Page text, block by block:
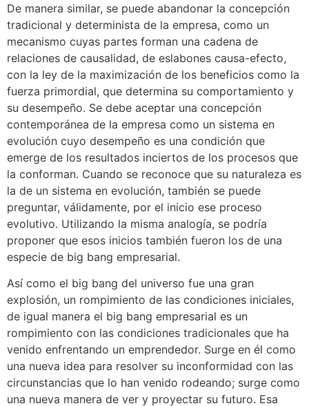
De manera similar, se puede abandonar la concepción
tradicional y determinista de la empresa, como un
mecanismo cuyas partes forman una cadena de
relaciones de causalidad, de eslabones causa-efecto,
con la ley de la maximización de los beneficios como la
fuerza primordial, que determina su comportamiento y
su desempeño. Se debe aceptar una concepción
contemporánea de la empresa como un sistema en
evolución cuyo desempeño es una condición que
emerge de los resultados inciertos de los procesos que
la conforman. Cuando se reconoce que su naturaleza es
la de un sistema en evolución, también se puede
preguntar, válidamente, por el inicio ese proceso
evolutivo. Utilizando la misma analogía, se podría
proponer que esos inicios también fueron los de una
especie de big bang empresarial.
Así como el big bang del universo fue una gran
explosión, un rompimiento de las condiciones iniciales,
de igual manera el big bang empresarial es un
rompimiento con las condiciones tradicionales que ha
venido enfrentando un emprendedor. Surge en él como
una nueva idea para resolver su inconformidad con las
circunstancias que lo han venido rodeando; surge como
una nueva manera de ver y proyectar su futuro. Esa